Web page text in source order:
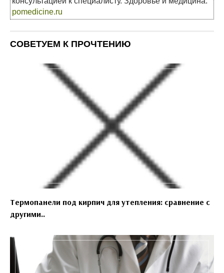
pomedicine.ru
СОВЕТУЕМ К ПРОЧТЕНИЮ
Термопанели под кирпич для утепления: сравнение с
другими..